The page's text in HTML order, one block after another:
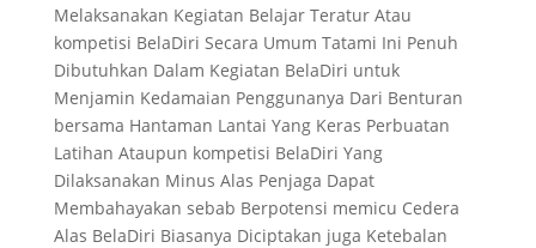
Melaksanakan Kegiatan Belajar Teratur Atau
kompetisi BelaDiri Secara Umum Tatami Ini Penuh
Dibutuhkan Dalam Kegiatan BelaDiri untuk
Menjamin Kedamaian Penggunanya Dari Benturan
bersama Hantaman Lantai Yang Keras Perbuatan
Latihan Ataupun kompetisi BelaDiri Yang
Dilaksanakan Minus Alas Penjaga Dapat
Membahayakan sebab Berpotensi memicu Cedera
Alas BelaDiri Biasanya Diciptakan juga Ketebalan